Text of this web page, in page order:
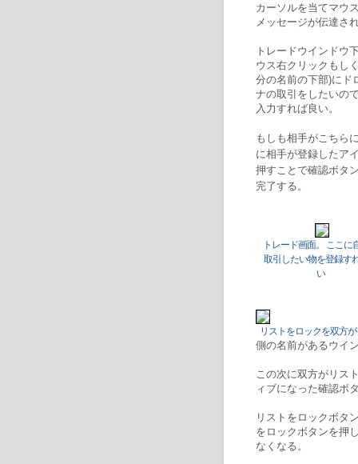
カーソルを当てマウ
メッセージが伝達さ
トレードウインドウ
ウス右クリックもし
分の名前の下部)にド
ナの取引をしたいの
入力すれば良い。
もしも相手がこちら
に相手が登録したア
押すことで確認ボタ
完了する。
トレード画面。 ここに
取引したい物を登録す
い
リストをロックを双方
側の名前があるウイ
この次に双方がリス
ィブになった確認ボ
リストをロックボタ
をロックボタンを押
なくなる。